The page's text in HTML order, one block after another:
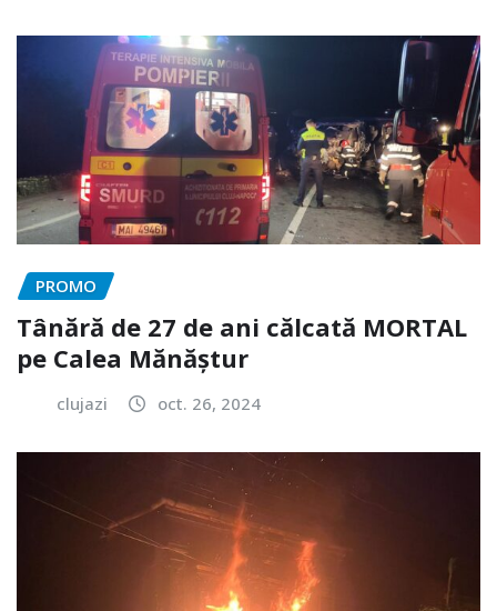
PROMO
Tânără de 27 de ani călcată MORTAL
pe Calea Mănăștur
clujazi oct. 26, 2024